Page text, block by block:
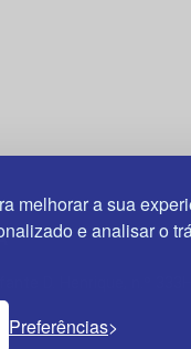
melhorar a sua
e analisar o
Preferências